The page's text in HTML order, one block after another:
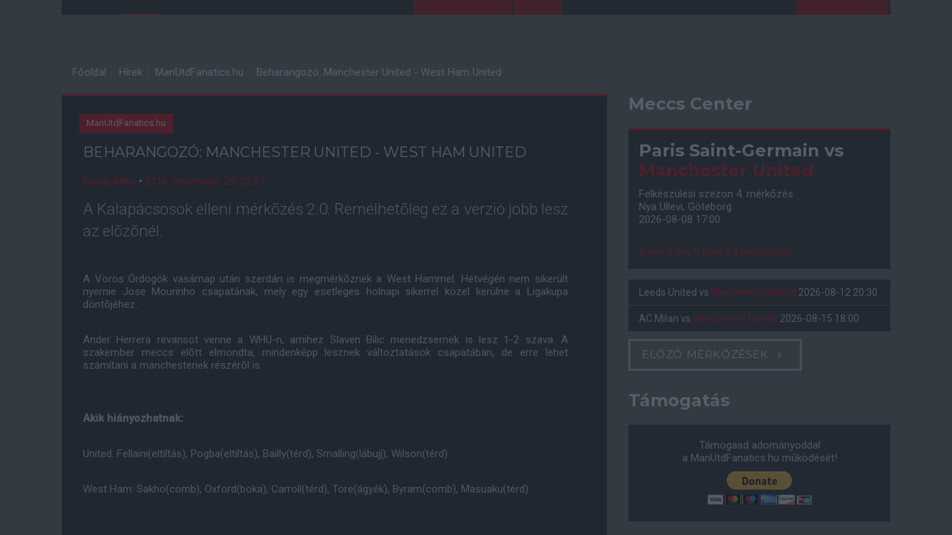
Főoldal Hírek ManUtdFanatics.hu Beharangozó: Manchester United - West Ham United
ManUtdFanatics.hu
BEHARANGOZÓ: MANCHESTER UNITED - WEST HAM UNITED
Balog Attila • 2016. november. 29. 22:07
A Kalapácsosok elleni mérkõzés 2.0. Remélhetõleg ez a verzió jobb lesz
az elõzõnél.
A Vörös Ördögök vasárnap után szerdán is megmérkõznek a West Hammel. Hétvégén nem sikerült
nyernie Jose Mourinho csapatának, mely egy esetleges holnapi sikerrel közel kerülne a Ligakupa
döntõjéhez.
Ander Herrera revansot venne a WHU-n, amihez Slaven Bilic menedzsernek is lesz 1-2 szava. A
szakember meccs elõtt elmondta, mindenképp lesznek változtatások csapatában, de erre lehet
számítani a manchesteriek részérõl is.
Akik hiányozhatnak:
United: Fellaini(eltiltás), Pogba(eltiltás), Bailly(térd), Smalling(lábujj), Wilson(térd)
West Ham: Sakho(comb), Oxford(boka), Carroll(térd), Tore(ágyék), Byram(comb), Masuaku(térd)
Meccs Center
Paris Saint-Germain vs
Manchester United
Felkészülési szezon 4. mérkőzés
Nya Ullevi, Göteborg
2026-08-08 17:00
0 nap 9 óra 9 perc 23 másodperc
Leeds United vs Manchester United 2026-08-12 20:30
AC Milan vs Manchester United 2026-08-15 18:00
ELŐZŐ MÉRKŐZÉSEK
Támogatás
Támogasd adományoddal
a ManUtdFanatics.hu működését!